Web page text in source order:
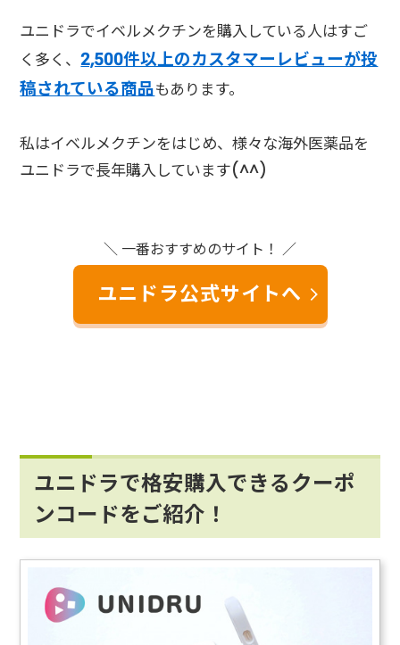
ユニドラでイベルメクチンを購入している人はすご
く多く、2,500件以上のカスタマーレビューが投
稿されている商品もあります。
私はイベルメクチンをはじめ、様々な海外医薬品を
ユニドラで長年購入しています(^^)
＼ 一番おすすめのサイト！ ／
ユニドラ公式サイトへ
ユニドラで格安購入できるクーポ
ンコードをご紹介！